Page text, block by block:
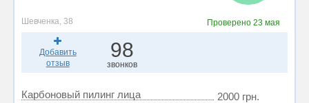
Шевченка, 38 Проверено 23 мая
Добавить
отзыв
98
звонков
Карбоновый пилинг лица 2000 грн.